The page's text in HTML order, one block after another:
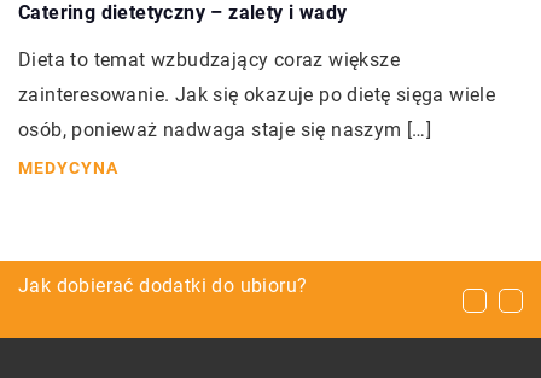
Catering dietetyczny – zalety i wady
Dieta to temat wzbudzający coraz większe
zainteresowanie. Jak się okazuje po dietę sięga wiele
osób, ponieważ nadwaga staje się naszym […]
MEDYCYNA
Podstawowe usługi fotograficzne
Jak dobierać dodatki do ubioru?
Serwis urządzeń mobilnych – jakie działania